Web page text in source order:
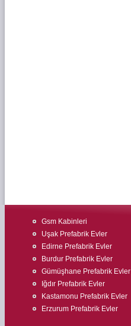
Gsm Kabinleri
Uşak Prefabrik Evler
Edirne Prefabrik Evler
Burdur Prefabrik Evler
Gümüşhane Prefabrik Evler
Iğdır Prefabrik Evler
Kastamonu Prefabrik Evler
Erzurum Prefabrik Evler